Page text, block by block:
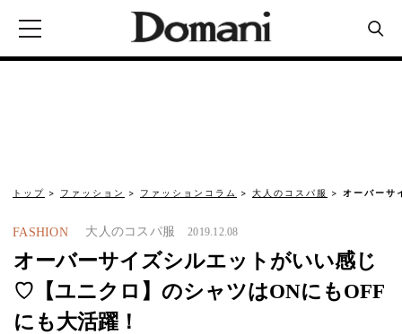
トップ ファッション ファッションコラム 大人のコスパ服 オーバーサ
FASHION 大人のコスパ服 2019.12.08
オーバーサイズシルエットがいい感じ
♡【ユニクロ】のシャツはONにもOFF
にも大活躍！